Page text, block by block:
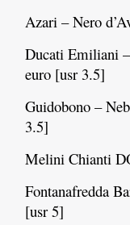
Azari – Nero
Ducati Emiliani
euro [usr 3.5]
Guidobono –
3.5]
Melini Chianti
Fontanafredda
[usr 5]